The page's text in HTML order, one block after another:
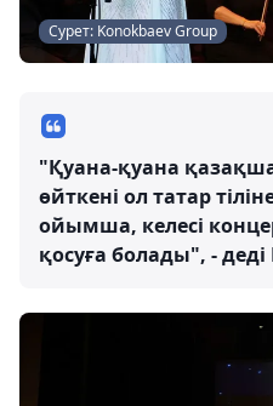
Сурет: Konokbaev Group
"Қуана-қуана
өйткені ол татар
ойымша, келесі
қосуға болады", -